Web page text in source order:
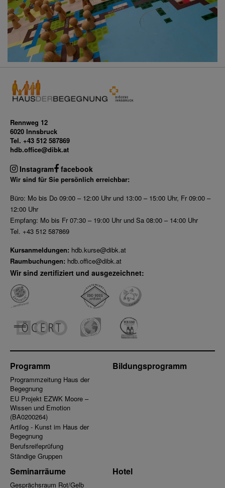
Rennweg 12
6020 Innsbruck
Tel. +43 512 587869
hdb.office@dibk.at
Instagram facebook
Wir sind für Sie persönlich erreichbar:
Büro: Mo bis Do 09:00 – 12:00 Uhr und 13:00 – 15:00 Uhr, Fr 09:00 –
12:00 Uhr
Empfang: Mo bis Fr 07:30 – 19:00 Uhr und Sa 08:00 – 14:00 Uhr
Tel. +43 512 587869
Kursanmeldungen: hdb.kurse@dibk.at
Raumbuchungen: hdb.office@dibk.at
Wir sind zertifiziert und ausgezeichnet:
Programm
Programmzeitung Haus der
Begegnung
EU Projekt EZWK Moore –
Wissen und Emotion
(BA0200264)
Artilog - Kunst im Haus der
Begegnung
Berufsreifeprüfung
Ständige Gruppen
Bildungsprogramm
Seminarräume
Gesprächsraum Rot/Gelb
Hotel